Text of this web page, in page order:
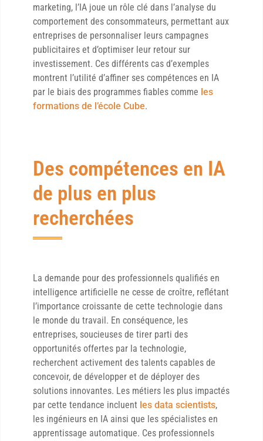
marketing, l’IA joue un rôle clé dans l’analyse du
comportement des consommateurs, permettant aux
entreprises de personnaliser leurs campagnes
publicitaires et d’optimiser leur retour sur
investissement. Ces différents cas d’exemples
montrent l’utilité d’affiner ses compétences en IA
par le biais des programmes fiables comme les
formations de l’école Cube.
Des compétences en IA
de plus en plus
recherchées
La demande pour des professionnels qualifiés en
intelligence artificielle ne cesse de croître, reflétant
l’importance croissante de cette technologie dans
le monde du travail. En conséquence, les
entreprises, soucieuses de tirer parti des
opportunités offertes par la technologie,
recherchent activement des talents capables de
concevoir, de développer et de déployer des
solutions innovantes. Les métiers les plus impactés
par cette tendance incluent les data scientists,
les ingénieurs en IA ainsi que les spécialistes en
apprentissage automatique. Ces professionnels